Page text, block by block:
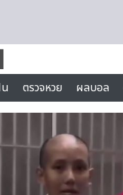
ตรวจหวย ผลบอล